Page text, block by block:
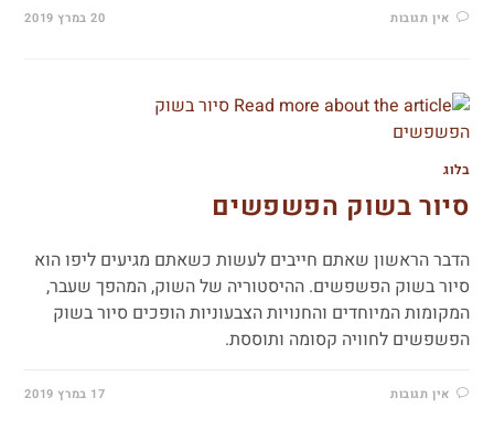
אין תגובות 20 במרץ 2019
בלוג
סיור בשוק הפשפשים
הדבר הראשון שאתם חייבים לעשות כשאתם מגיעים ליפו הוא
סיור בשוק הפשפשים. ההיסטוריה של השוק, המהפך שעבר,
המקומות המיוחדים והחנויות הצבעוניות הופכים סיור בשוק
הפשפשים לחוויה קסומה ותוססת.
אין תגובות 17 במרץ 2019